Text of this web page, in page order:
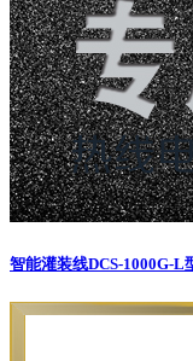
智能灌装线DCS-1000G-L